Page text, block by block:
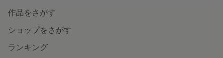
作品をさがす
ショップをさがす
ランキング